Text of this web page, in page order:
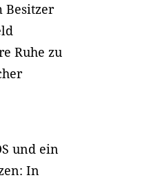
Besitzer
Ruhe zu
und ein
In